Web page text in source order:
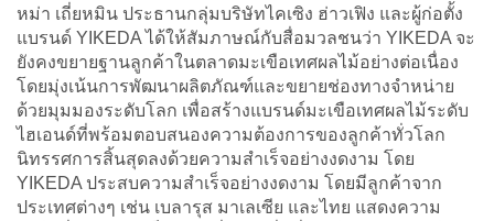
หม่า เถี่ยหมิน ประธานกลุ่มบริษัทไคเซิง ฮ่าวเฟิง และผู้ก่อตั้ง
แบรนด์ YIKEDA ได้ให้สัมภาษณ์กับสื่อมวลชนว่า YIKEDA จะ
ยังคงขยายฐานลูกค้าในตลาดมะเขือเทศผลไม้อย่างต่อเนื่อง
โดยมุ่งเน้นการพัฒนาผลิตภัณฑ์และขยายช่องทางจำหน่าย
ด้วยมุมมองระดับโลก เพื่อสร้างแบรนด์มะเขือเทศผลไม้ระดับ
ไฮเอนด์ที่พร้อมตอบสนองความต้องการของลูกค้าทั่วโลก
นิทรรศการสิ้นสุดลงด้วยความสำเร็จอย่างงดงาม โดย
YIKEDA ประสบความสำเร็จอย่างงดงาม โดยมีลูกค้าจาก
ประเทศต่างๆ เช่น เบลารุส มาเลเซีย และไทย แสดงความ